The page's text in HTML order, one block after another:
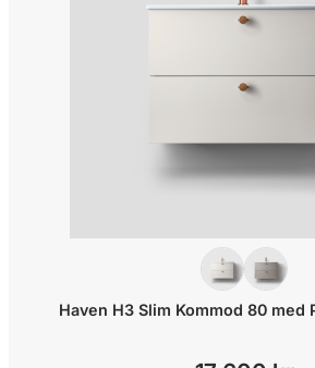
Haven H3 Slim Kommod 80 med